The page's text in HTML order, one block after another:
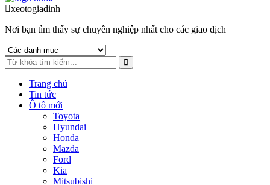
to
toxeotogiadinh
Nơi bạn tìm thấy sự chuyên nghiệp nhất cho các giao dịch
Trang chủ
Tin tức
Ô tô mới
Toyota
Hyundai
Honda
Mazda
Ford
Kia
Mitsubishi